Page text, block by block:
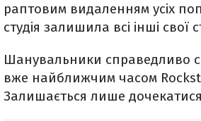
раптовим видаленням усіх
студія залишила всі інші
Шанувальники справедливо
вже найближчим часом
Залишається лише